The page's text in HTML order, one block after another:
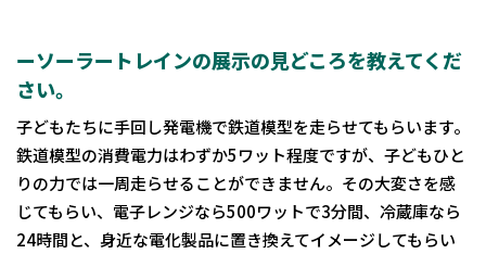
ーソーラートレインの展示の見どころを教えてくだ
さい。
子どもたちに手回し発電機で鉄道模型を走らせてもらいます。
鉄道模型の消費電力はわずか5ワット程度ですが、子どもひと
りの力では一周走らせることができません。その大変さを感
じてもらい、電子レンジなら500ワットで3分間、冷蔵庫なら
24時間と、身近な電化製品に置き換えてイメージしてもらい